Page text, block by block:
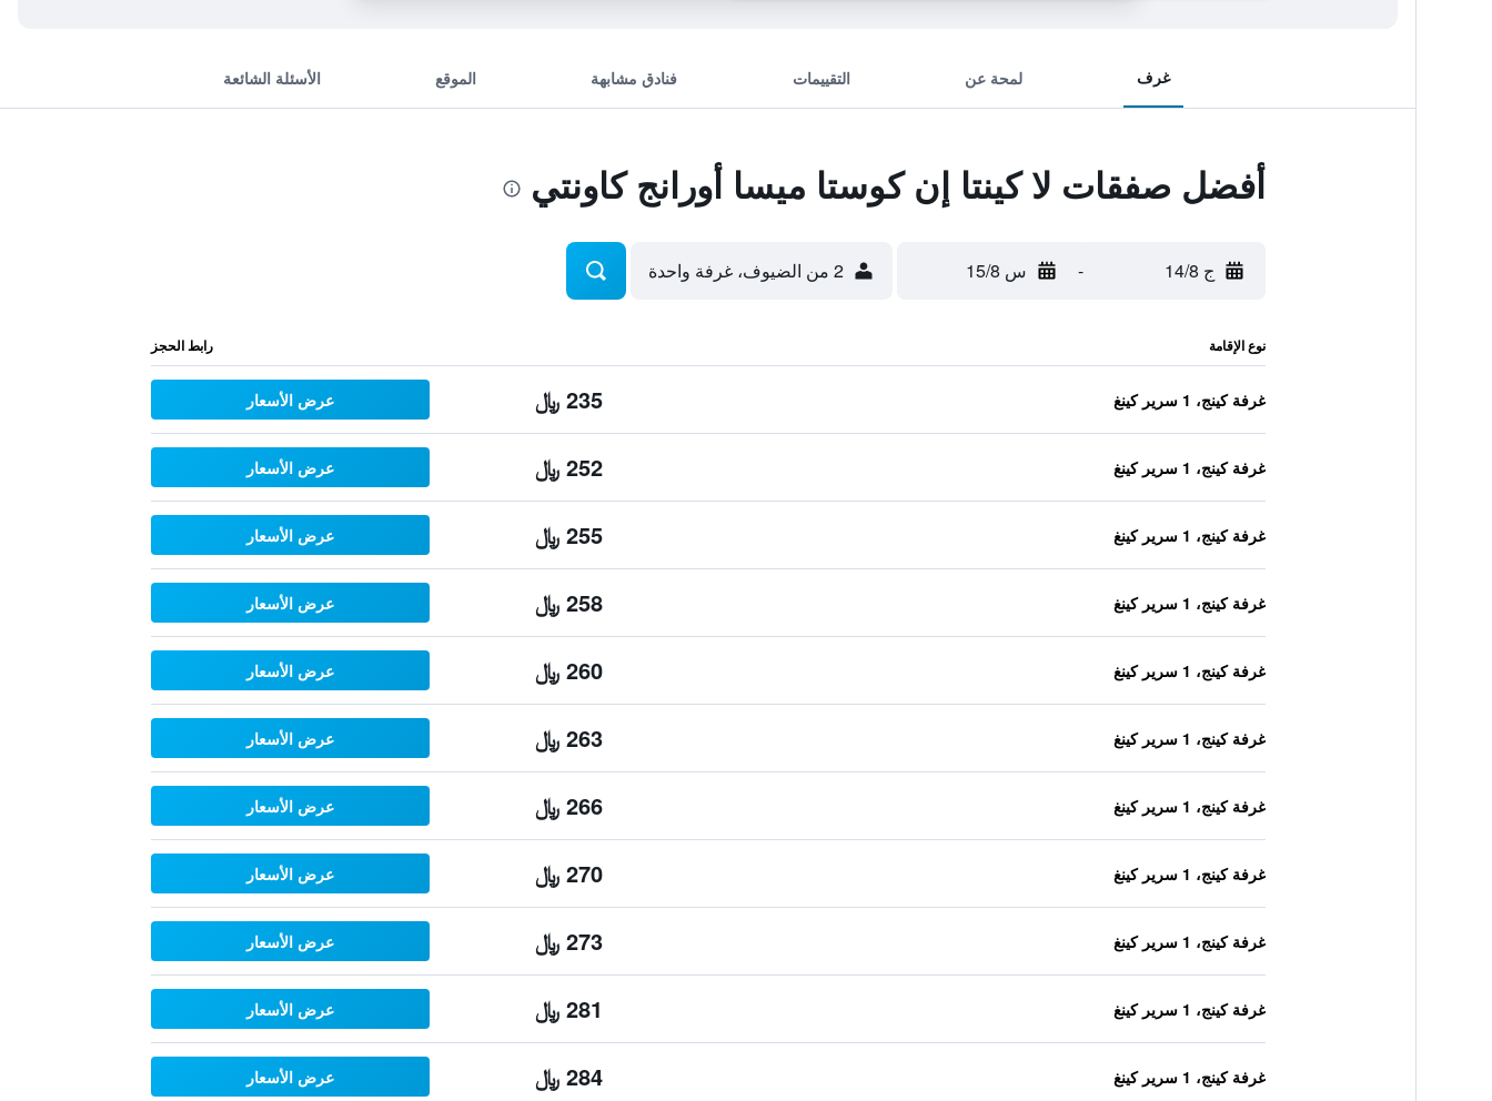
غرف لمحة عن التقييمات فنادق مشابهة الموقع الأسئلة الشائعة
أفضل صفقات لا كينتا إن كوستا ميسا أورانج كاونتي
ج 14/8 - س 15/8 2 من الضيوف، غرفة واحدة
نوع الإقامة رابط الحجز
غرفة كينج، 1 سرير كينغ 235 ﷼ عرض الأسعار
غرفة كينج، 1 سرير كينغ 252 ﷼ عرض الأسعار
غرفة كينج، 1 سرير كينغ 255 ﷼ عرض الأسعار
غرفة كينج، 1 سرير كينغ 258 ﷼ عرض الأسعار
غرفة كينج، 1 سرير كينغ 260 ﷼ عرض الأسعار
غرفة كينج، 1 سرير كينغ 263 ﷼ عرض الأسعار
غرفة كينج، 1 سرير كينغ 266 ﷼ عرض الأسعار
غرفة كينج، 1 سرير كينغ 270 ﷼ عرض الأسعار
غرفة كينج، 1 سرير كينغ 273 ﷼ عرض الأسعار
غرفة كينج، 1 سرير كينغ 281 ﷼ عرض الأسعار
غرفة كينج، 1 سرير كينغ 284 ﷼ عرض الأسعار